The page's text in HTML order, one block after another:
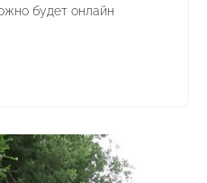
будет онлайн